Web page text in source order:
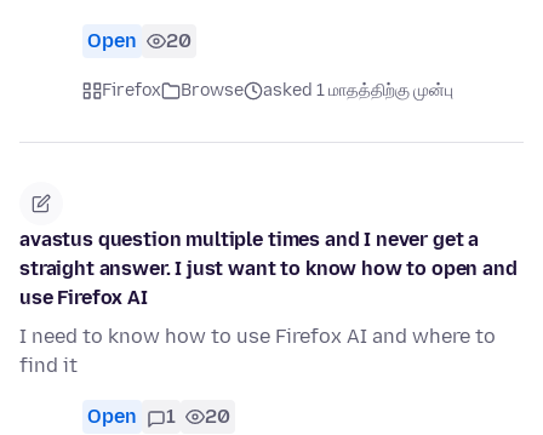
Open 20
Firefox Browse asked 1 மாதத்திற்கு முன்பு
avastus question multiple times and I never get a
straight answer. I just want to know how to open and
use Firefox AI
I need to know how to use Firefox AI and where to
find it
Open 1 20